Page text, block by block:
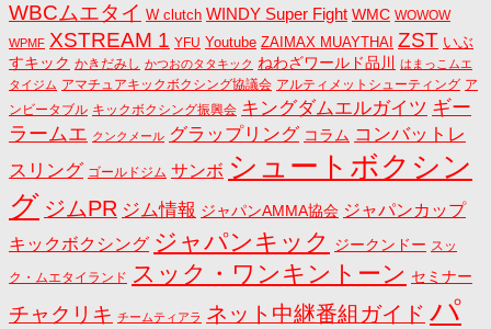
WBCムエタイ W clutch WINDY Super Fight WMC WOWOW
WPMF XSTREAM 1 YFU Youtube ZAIMAX MUAYTHAI ZST いぶ
すキック かきだみし かつおのタタキック ねわざワールド品川
はまっこムエ
タイジム アマチュアキックボクシング協議会 アルティメットシューティング ア
ンビータブル キックボクシング振興会 キングダムエルガイツ ギー
ラームエ クンクメール グラップリング コラム コンバットレ
スリング ゴールドジム サンボ シュートボクシン
グ ジムPR ジム情報 ジャパンAMMA協会 ジャパンカップ
キックボクシング ジャパンキック ジークンドー スッ
ク・ムエタイランド スック・ワンキントーン セミナー
チャクリキ チームティアラ ネット中継番組ガイド パ